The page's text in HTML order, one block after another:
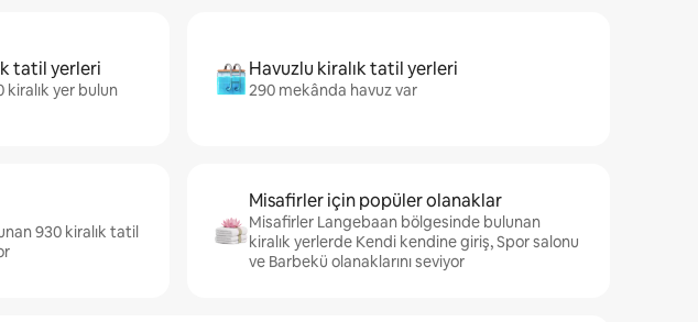
tatil yerleri
kiralık yer bulun
Havuzlu kiralık tatil yerleri
290 mekânda havuz var
930 kiralık tatil
Misafirler için popüler olanaklar
Misafirler Langebaan bölgesinde bulunan
kiralık yerlerde Kendi kendine giriş, Spor salonu
ve Barbekü olanaklarını seviyor